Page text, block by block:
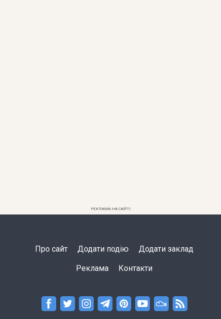
РЕКЛАМА НА САЙТІ
Про сайт Додати подію Додати заклад
Реклама Контакти